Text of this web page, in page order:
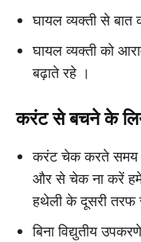
घायल व्यक्ती से
घायल व्यक्ती को
बढ़ाते रहे ।
करंट से बचने के
करंट चेक करते समय
और से चेक ना करें
हथेली के दूसरी
बिना विद्युतीय